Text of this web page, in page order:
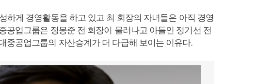
하게 경영활동을 하고 있고 최 회장의 자녀들은 아직 경영
공업그룹은 정몽준 전 회장이 물러나고 아들인 정기선 전
중공업그룹의 자산승계가 더 다급해 보이는 이유다.